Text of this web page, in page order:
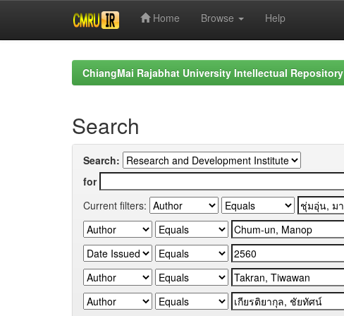
Home Browse Help
ChiangMai Rajabhat University Intellectual Repository
Search
Search:
for
Current filters: